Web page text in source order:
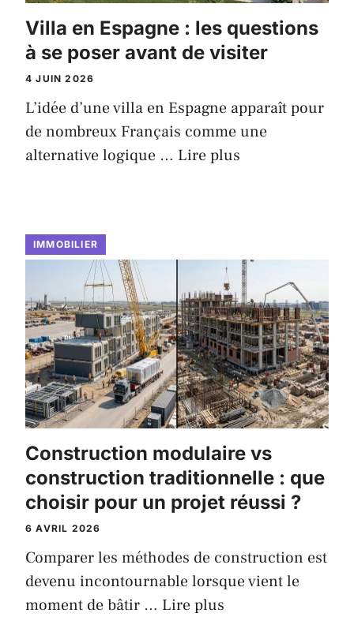
Villa en Espagne : les questions
à se poser avant de visiter
4 JUIN 2026
L’idée d’une villa en Espagne apparaît pour
de nombreux Français comme une
alternative logique … Lire plus
IMMOBILIER
Construction modulaire vs
construction traditionnelle : que
choisir pour un projet réussi ?
6 AVRIL 2026
Comparer les méthodes de construction est
devenu incontournable lorsque vient le
moment de bâtir … Lire plus